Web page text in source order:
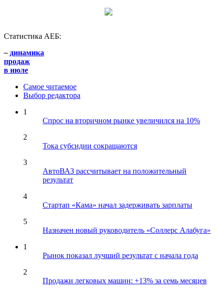
Статистика АЕБ:
– динамика
продаж
в июле
Самое читаемое
Выбор редактора
1
Спрос на вторичном рынке увеличился на 10%
2
Тока субсидии сокращаются
3
АвтоВАЗ рассчитывает на положительный
результат
4
Стартап «Кама» начал задерживать зарплаты
5
Назначен новый руководитель «Соллерс Алабуга»
1
Рынок показал лучший результат с начала года
2
Продажи легковых машин: +13% за семь месяцев